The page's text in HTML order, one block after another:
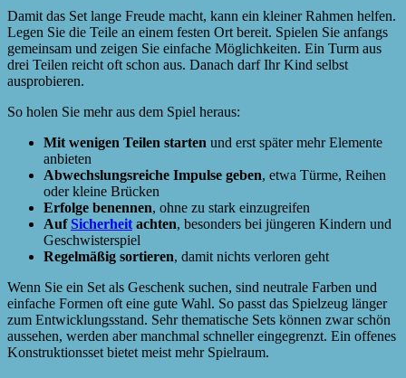
Damit das Set lange Freude macht, kann ein kleiner Rahmen helfen.
Legen Sie die Teile an einem festen Ort bereit. Spielen Sie anfangs
gemeinsam und zeigen Sie einfache Möglichkeiten. Ein Turm aus
drei Teilen reicht oft schon aus. Danach darf Ihr Kind selbst
ausprobieren.
So holen Sie mehr aus dem Spiel heraus:
Mit wenigen Teilen starten und erst später mehr Elemente
anbieten
Abwechslungsreiche Impulse geben, etwa Türme, Reihen
oder kleine Brücken
Erfolge benennen, ohne zu stark einzugreifen
AufSicherheit achten, besonders bei jüngeren Kindern und
Geschwisterspiel
Regelmäßig sortieren, damit nichts verloren geht
Wenn Sie ein Set als Geschenk suchen, sind neutrale Farben und
einfache Formen oft eine gute Wahl. So passt das Spielzeug länger
zum Entwicklungsstand. Sehr thematische Sets können zwar schön
aussehen, werden aber manchmal schneller eingegrenzt. Ein offenes
Konstruktionsset bietet meist mehr Spielraum.